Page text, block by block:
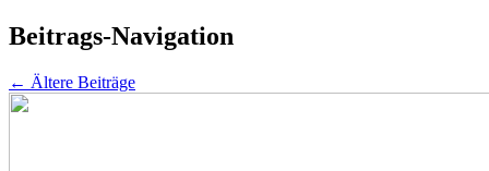
Beitrags-Navigation
← Ältere Beiträge